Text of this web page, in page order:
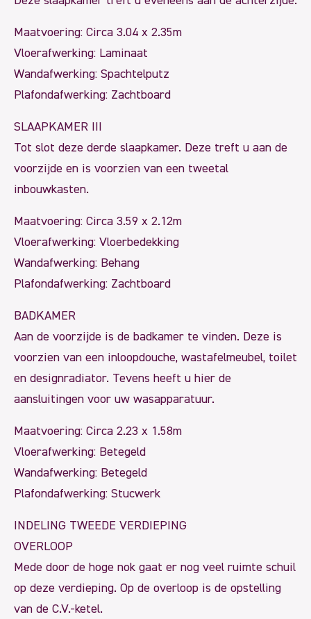
Maatvoering: Circa 3.04 x 2.35m
Vloerafwerking: Laminaat
Wandafwerking: Spachtelputz
Plafondafwerking: Zachtboard
SLAAPKAMER III
Tot slot deze derde slaapkamer. Deze treft u aan de
voorzijde en is voorzien van een tweetal
inbouwkasten.
Maatvoering: Circa 3.59 x 2.12m
Vloerafwerking: Vloerbedekking
Wandafwerking: Behang
Plafondafwerking: Zachtboard
BADKAMER
Aan de voorzijde is de badkamer te vinden. Deze is
voorzien van een inloopdouche, wastafelmeubel, toilet
en designradiator. Tevens heeft u hier de
aansluitingen voor uw wasapparatuur.
Maatvoering: Circa 2.23 x 1.58m
Vloerafwerking: Betegeld
Wandafwerking: Betegeld
Plafondafwerking: Stucwerk
INDELING TWEEDE VERDIEPING
OVERLOOP
Mede door de hoge nok gaat er nog veel ruimte schuil
op deze verdieping. Op de overloop is de opstelling
van de C.V.-ketel.